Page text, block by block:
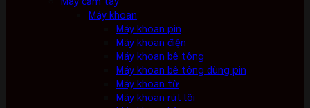
Máy khoan
Máy khoan pin
Máy khoan điện
Máy khoan bê tông
Máy khoan bê tông dùng pin
Máy khoan từ
Máy khoan rút lõi